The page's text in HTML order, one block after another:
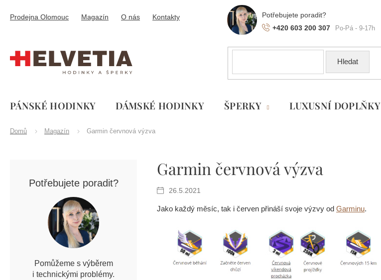
obsah
+420 603 200 307
Prodejna Olomouc Magazín O nás Kontakty
Hledat
PÁNSKÉ HODINKY DÁMSKÉ HODINKY ŠPERKY LUXUSNÍ DOPLŇKY
Domů Magazín Garmin červnová výzva
Potřebujete poradit?
Pomůžeme s výběrem
i technickými problémy.
Garmin červnová výzva
26.5.2021
Jako každý měsíc, tak i červen přináší svoje výzvy od Garminu.